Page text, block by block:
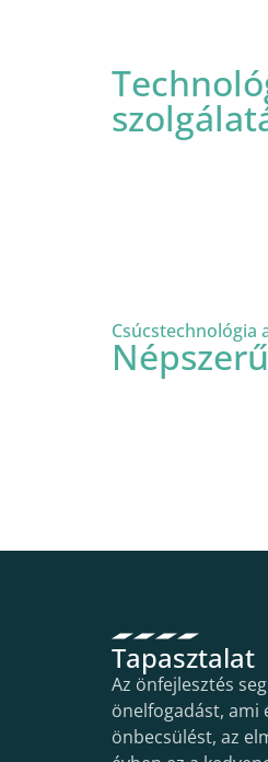
Csúcstechnológia
Tapasztalat
Az önfejlesztés
önelfogadást, ami
önbecsülést, az